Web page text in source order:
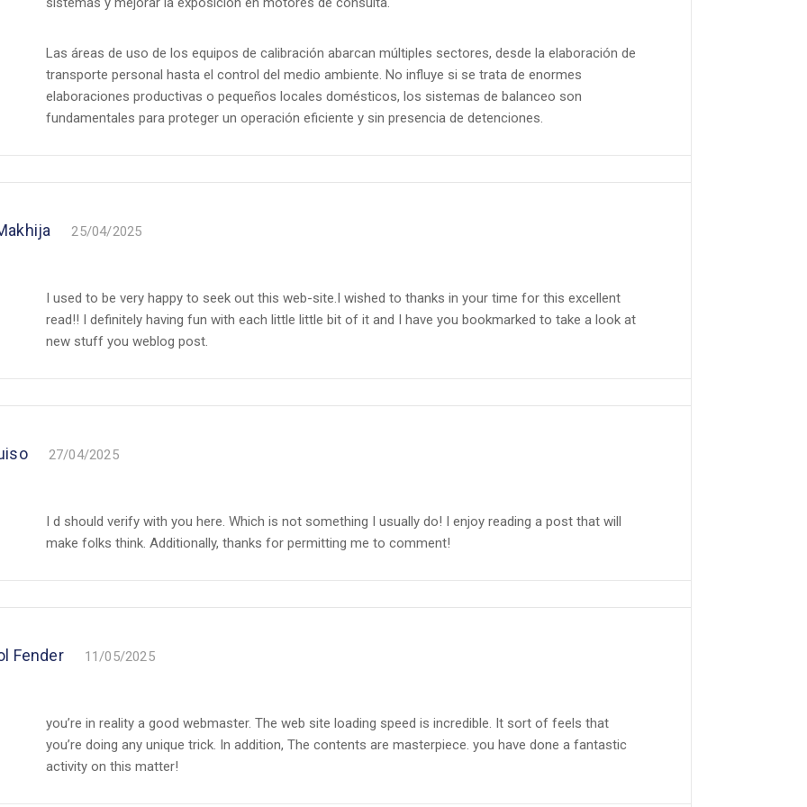
Las áreas de uso de los equipos de calibración abarcan múltiples sectores, desde la elaboración de
transporte personal hasta el control del medio ambiente. No influye si se trata de enormes
elaboraciones productivas o pequeños locales domésticos, los sistemas de balanceo son
fundamentales para proteger un operación eficiente y sin presencia de detenciones.
25/04/2025
I used to be very happy to seek out this web-site.I wished to thanks in your time for this excellent
read!! I definitely having fun with each little little bit of it and I have you bookmarked to take a look at
new stuff you weblog post.
27/04/2025
I d should verify with you here. Which is not something I usually do! I enjoy reading a post that will
make folks think. Additionally, thanks for permitting me to comment!
Fender 11/05/2025
you’re in reality a good webmaster. The web site loading speed is incredible. It sort of feels that
you’re doing any unique trick. In addition, The contents are masterpiece. you have done a fantastic
activity on this matter!